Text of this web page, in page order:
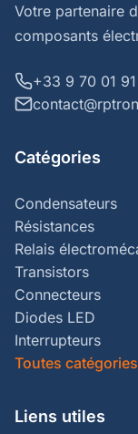
Votre partenaire
composants
+33 9 70 01
Catégories
Condensateurs
Résistances
Relais
Transistors
Connecteurs
Diodes LED
Interrupteurs
Toutes catégories
Liens utiles